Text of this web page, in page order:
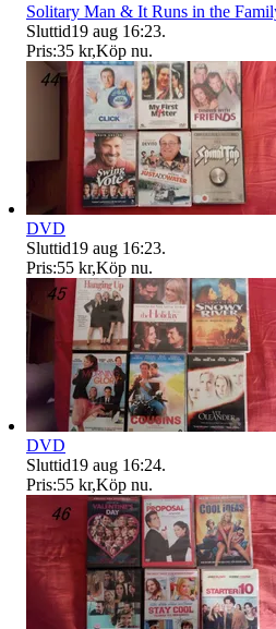
Solitary Man & It Runs in the
Sluttid19 aug 16:23.
Pris:35 kr,Köp nu.
DVD
Sluttid19 aug 16:23.
Pris:55 kr,Köp nu.
DVD
Sluttid19 aug 16:24.
Pris:55 kr,Köp nu.